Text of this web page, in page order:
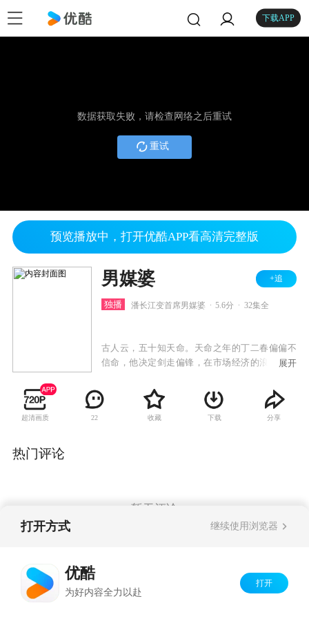
下载APP
数据获取失败，请检查网络之后重试
重试
预览播放中，打开优酷APP看高清完整版
男媒婆 +追
独播 潘长江变首席男媒婆 5.6分 32集全
古人云，五十知天命。天命之年的丁二春偏偏不
信命，他决定剑走偏锋，在市场经济的浪潮中做
受电视征婚节目的启发，丁二春和师弟姚双喜精
心策划、打造的“全成热恋”社区婚介所终于开业
了，丁二春摇身变成了社区最有争议的“首席男媒
展开
超清画质 22 收藏 下载 分享
热门评论
暂无评论
打开方式 继续使用浏览器
优酷
为好内容全力以赴
打开